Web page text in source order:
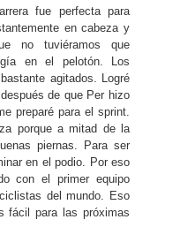
fue perfecta para
en cabeza y
no tuviéramos que
en el pelotón. Los
agitados. Logré
de que Per hizo
preparé para el sprint.
porque a mitad de la
piernas. Para ser
en el podio. Por eso
con el primer equipo
del mundo. Eso
fácil para las próximas